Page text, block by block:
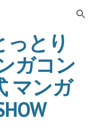
Skip to navigation
っとり
ガコン
マンガ